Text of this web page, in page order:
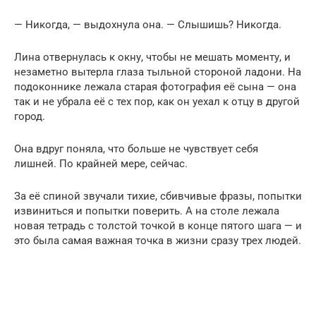
— Никогда, — выдохнула она. — Слышишь? Никогда.
Лина отвернулась к окну, чтобы не мешать моменту, и
незаметно вытерла глаза тыльной стороной ладони. На
подоконнике лежала старая фотография её сына — она
так и не убрала её с тех пор, как он уехал к отцу в другой
город.
Она вдруг поняла, что больше не чувствует себя
лишней. По крайней мере, сейчас.
За её спиной звучали тихие, сбивчивые фразы, попытки
извиниться и попытки поверить. А на столе лежала
новая тетрадь с толстой точкой в конце пятого шага — и
это была самая важная точка в жизни сразу трех людей.